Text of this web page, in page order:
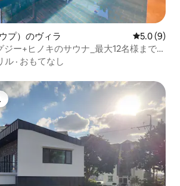
プ）のヴィラ レビュー9
5.0 (9)
ー+ヒノキのサウナ_最大12名様までの
ォルの大家族向けプライベート邸宅_ユ
ル · おもてなし
イスです。